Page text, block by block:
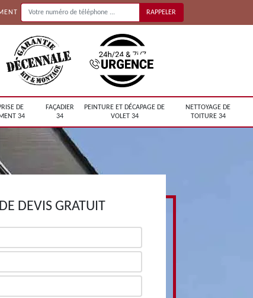
DE
34
FAÇADIER
34
PEINTURE ET DÉCAPAGE DE
VOLET 34
NETTOYAGE DE
TOITURE 34
DEVIS GRATUIT